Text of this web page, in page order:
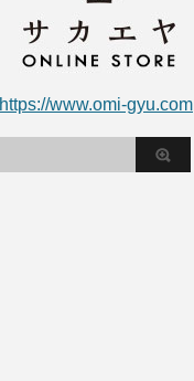
https://www.omi-gyu.com